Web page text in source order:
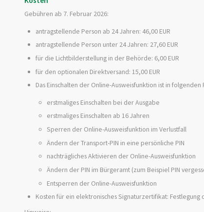
Gebühren ab 7. Februar 2026:
antragstellende Person ab 24 Jahren: 46,00 EUR
antragstellende Person unter 24 Jahren: 27,60 EUR
für die Lichtbilderstellung in der Behörde: 6,00 EUR
für den optionalen Direktversand: 15,00 EUR
Das Einschalten der Online-Ausweisfunktion ist in
erstmaliges Einschalten bei der Ausgabe
erstmaliges Einschalten ab 16 Jahren
Sperren der Online-Ausweisfunktion im Verlustfall
Ändern der Transport-PIN in eine persönliche PIN
nachträgliches Aktivieren der Online-Ausweisfunktion
Ändern der PIN im Bürgeramt (zum Beispiel PIN
Entsperren der Online-Ausweisfunktion
Kosten für ein elektronisches Signaturzertifikat: